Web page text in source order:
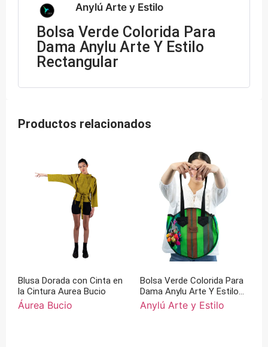
Anylú Arte y Estilo
Bolsa Verde Colorida Para
Dama Anylu Arte Y Estilo
Rectangular
Productos relacionados
Blusa Dorada con Cinta en
la Cintura Aurea Bucio
Áurea Bucio
Bolsa Verde Colorida Para
Dama Anylu Arte Y Estilo
Redonda
Anylú Arte y Estilo